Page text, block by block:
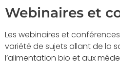
Webinaires et
Les webinaires et
variété de sujets allant de la
l’alimentation bio et aux